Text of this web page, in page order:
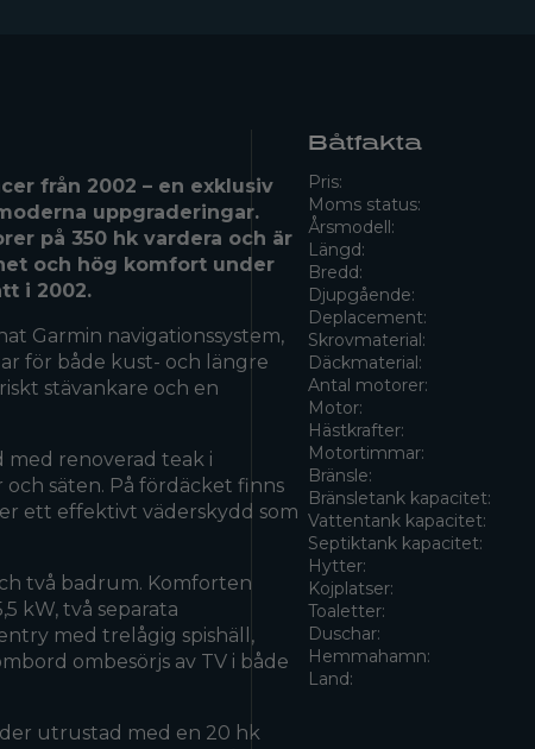
från 2002 – en exklusiv
uppgraderingar.
på 350 hk vardera och är
och hög komfort under
i 2002.
Garmin navigationssystem,
för både kust- och längre
stävankare och en
renoverad teak i
säten. På fördäcket finns
ett effektivt väderskydd som
två badrum. Komforten
kW, två separata
med trelågig spishäll,
ombesörjs av TV i både
utrustad med en 20 hk
Båtfakta
Pris:
Moms status:
Årsmodell:
Längd:
Bredd:
Djupgående:
Deplacement:
Skrovmaterial:
Däckmaterial:
Antal motorer:
Motor:
Hästkrafter:
Motortimmar:
Bränsle:
Bränsletank kapacitet:
Vattentank kapacitet:
Septiktank kapacitet:
Hytter:
Kojplatser:
Toaletter:
Duschar:
Hemmahamn:
Land: